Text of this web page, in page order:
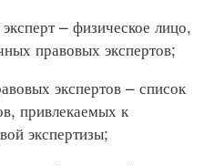
– физическое лицо,
правовых экспертов;
экспертов – список
привлекаемых к
экспертизы;